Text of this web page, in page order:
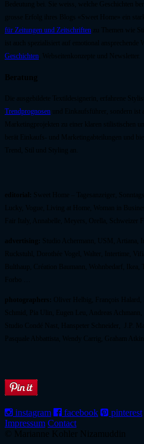
Bedeutung bei. Sie weiss, welche Geschichten
für Zeitungen und Zeitschriften zu Themen wie
ist auch spezialisiert auf emotional ansprechende
Geschichten , Webseitenkonzepte und Newsletter.
Beratung
Die ausgebildete Textildesignerin, erfahrene
Trendprognosen und Einkaufsführer, sondern ist
Marketingprojekten zu einer klaren stilistischen
berät Einkaufs- und Marketingabteilungen und
editorial:
Lucky, Vogue, Living at Home, Woman in
Fair Italy, Annabelle, Meyers, Orella, Schweizer
advertising:
Studio Achermann, USM, Artiana,
Ruckstuhl, Dorothée Vogel, Walter, Intertime,
Bulthaup, Création Baumann, Wohnbedarf, Ikea,
photographers:
Oliver Helbig, François Halard,
Schmid, Pia Ulin, Eugen Leu, Andreas
Studio Condé Nast, Hanspeter Schneider, J.P.
Pasquale Abbattista, Wendy Carrig, Graham
instagram facebook
pinterest
Impressum Contact
© Marianne Kohler Nizamuddin